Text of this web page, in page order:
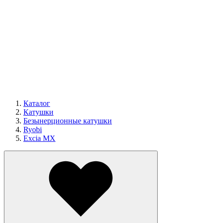
Каталог
Катушки
Безынерционные катушки
Ryobi
Excia MX